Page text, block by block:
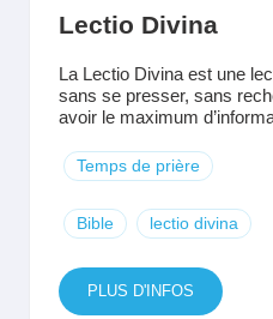
Lectio Divina
La Lectio Divina est une
sans se presser, sans
avoir le maximum
Temps de prière
Bible lectio divina
PLUS D'INFOS